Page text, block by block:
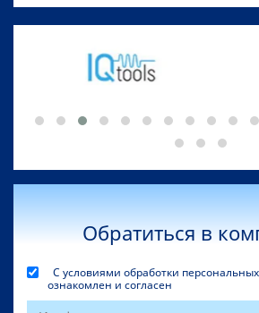
Обратиться в
С условиями обработки
ознакомлен и согласен